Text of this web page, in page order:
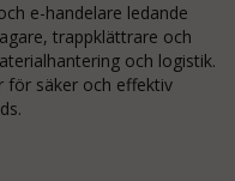
e-handelare ledande
trappklättrare och
och logistik.
för säker och effektiv